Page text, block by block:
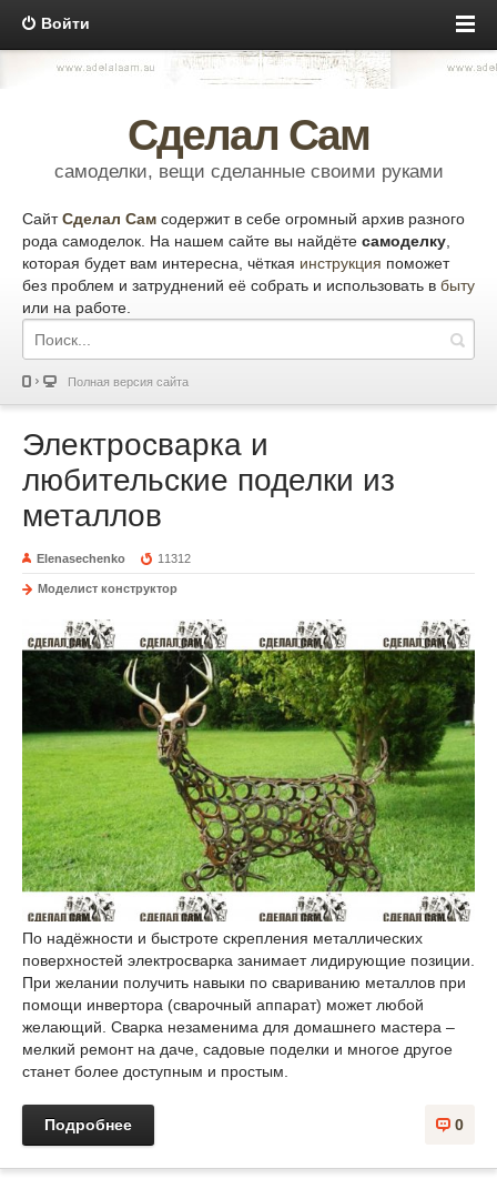
Войти
Сделал Сам
самоделки, вещи сделанные своими руками
СайтСделал Сам содержит в себе огромный архив разного
рода самоделок. На нашем сайте вы найдёте самоделку
которая будет вам интересна, чёткая инструкция поможет
без проблем и затруднений её собрать и использовать в быту
или на работе.
Полная версия сайта
Электросварка и
любительские поделки из
металлов
Elenasechenko 11312
Моделист конструктор
По надёжности и быстроте скрепления металлических
поверхностей электросварка занимает лидирующие позиции.
При желании получить навыки по свариванию металлов при
помощи инвертора (сварочный аппарат) может любой
желающий. Сварка незаменима для домашнего мастера –
мелкий ремонт на даче, садовые поделки и многое другое
станет более доступным и простым.
0
Подробнее